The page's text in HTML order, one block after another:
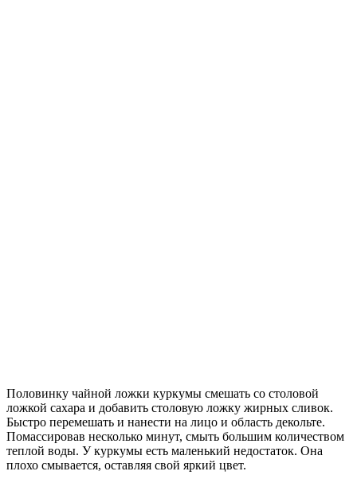
Половинку чайной ложки куркумы смешать со столовой
ложкой сахара и добавить столовую ложку жирных сливок.
Быстро перемешать и нанести на лицо и область декольте.
Помассировав несколько минут, смыть большим количеством
теплой воды. У куркумы есть маленький недостаток. Она
плохо смывается, оставляя свой яркий цвет.